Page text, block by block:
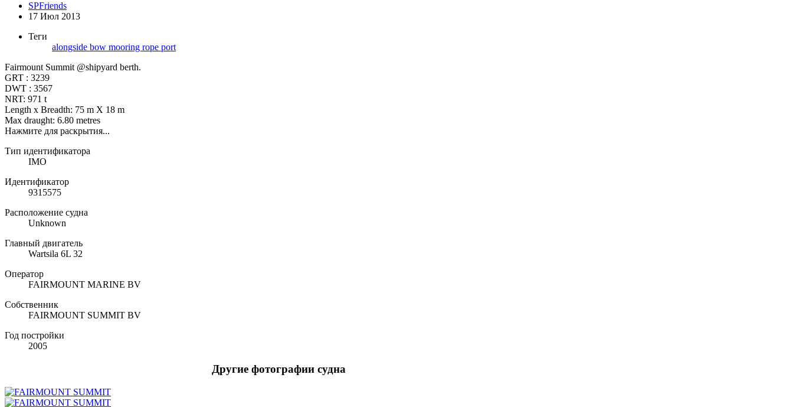
SPFriends
17 Июл 2013
Теги
alongside bow mooring rope port
Fairmount Summit @shipyard berth.
GRT : 3239
DWT : 3567
NRT: 971 t
Length x Breadth: 75 m X 18 m
Max draught: 6.80 metres
Нажмите для раскрытия...
Тип идентификатора
IMO
Идентификатор
9315575
Расположение судна
Unknown
Главный двигатель
Wartsila 6L 32
Оператор
FAIRMOUNT MARINE BV
Собственник
FAIRMOUNT SUMMIT BV
Год постройки
2005
Другие фотографии судна